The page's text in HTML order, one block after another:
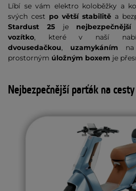
Líbí se vám elektro koloběžky a
svých cest po větší stabilitě a
Stardust 25je
vozítko, které v naší
dvousedačkou, uzamykáním na
prostorným úložným boxem je
Nejbezpečnější parťák na